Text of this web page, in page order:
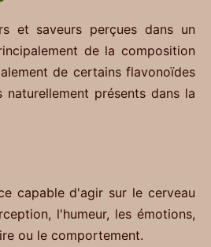
et saveurs perçues dans un
de la composition
de certains flavonoïdes
présents dans la
capable d'agir sur le cerveau
l'humeur, les émotions,
ou le comportement.